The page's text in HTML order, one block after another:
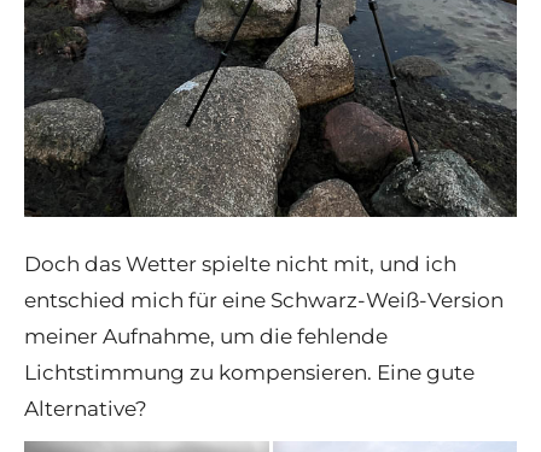
Doch das Wetter spielte nicht mit, und ich
entschied mich für eine Schwarz-Weiß-Version
meiner Aufnahme, um die fehlende
Lichtstimmung zu kompensieren. Eine gute
Alternative?